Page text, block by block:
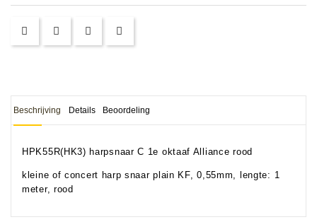
CLINICS
Beschrijving Details Beoordeling
HPK55R(HK3) harpsnaar C 1e oktaaf Alliance rood
kleine of concert harp snaar plain KF, 0,55mm, lengte: 1
meter, rood